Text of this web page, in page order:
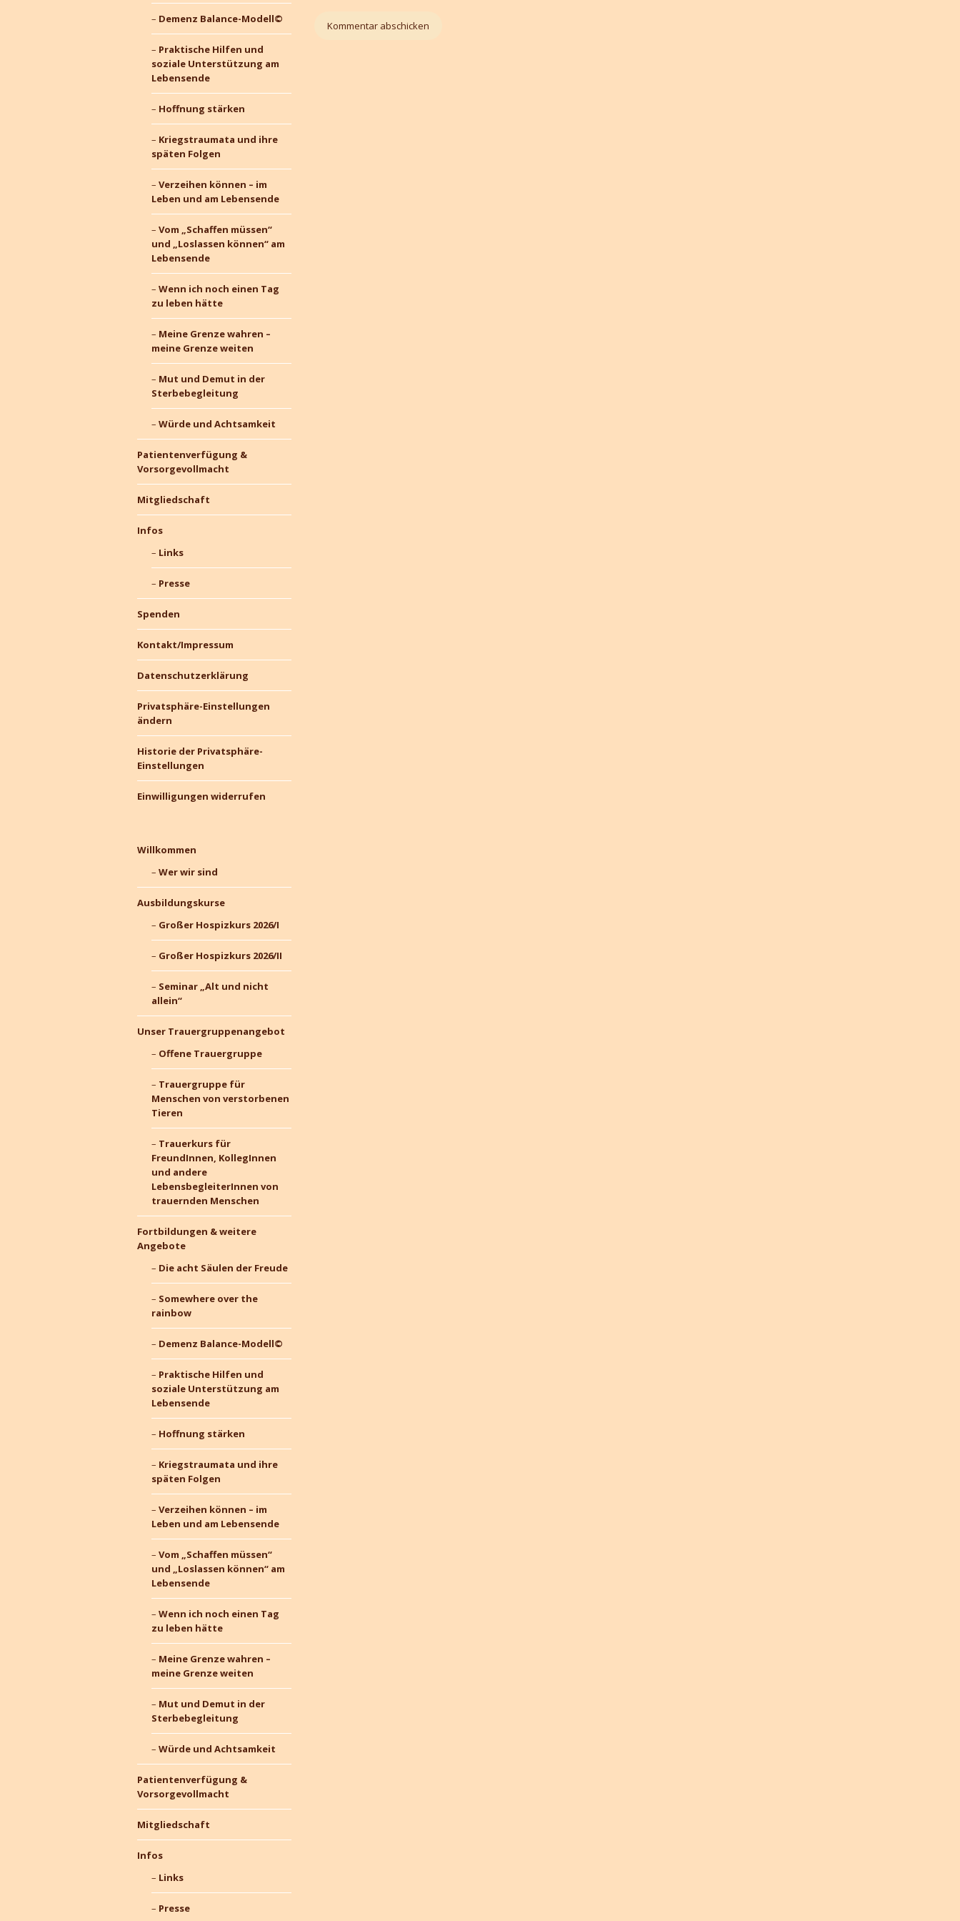
Demenz Balance-Modell©
Praktische Hilfen und
soziale Unterstützung am
Lebensende
Hoffnung stärken
Kriegstraumata und ihre
späten Folgen
Verzeihen können – im
Leben und am Lebensende
Vom „Schaffen müssen“
und „Loslassen können“ am
Lebensende
Wenn ich noch einen Tag
zu leben hätte
Meine Grenze wahren –
meine Grenze weiten
Mut und Demut in der
Sterbebegleitung
Würde und Achtsamkeit
Patientenverfügung &
Vorsorgevollmacht
Mitgliedschaft
Infos
Links
Presse
Spenden
Kontakt/Impressum
Datenschutzerklärung
Privatsphäre-Einstellungen
ändern
Historie der Privatsphäre-
Einstellungen
Einwilligungen widerrufen
Willkommen
Wer wir sind
Ausbildungskurse
Großer Hospizkurs 2026/I
Großer Hospizkurs 2026/II
Seminar „Alt und nicht
allein“
Unser Trauergruppenangebot
Offene Trauergruppe
Trauergruppe für
Menschen von verstorbenen
Tieren
Trauerkurs für
FreundInnen, KollegInnen
und andere
LebensbegleiterInnen von
trauernden Menschen
Fortbildungen & weitere
Angebote
Die acht Säulen der Freude
Somewhere over the
rainbow
Demenz Balance-Modell©
Praktische Hilfen und
soziale Unterstützung am
Lebensende
Hoffnung stärken
Kriegstraumata und ihre
späten Folgen
Verzeihen können – im
Leben und am Lebensende
Vom „Schaffen müssen“
und „Loslassen können“ am
Lebensende
Wenn ich noch einen Tag
zu leben hätte
Meine Grenze wahren –
meine Grenze weiten
Mut und Demut in der
Sterbebegleitung
Würde und Achtsamkeit
Patientenverfügung &
Vorsorgevollmacht
Mitgliedschaft
Infos
Links
Presse